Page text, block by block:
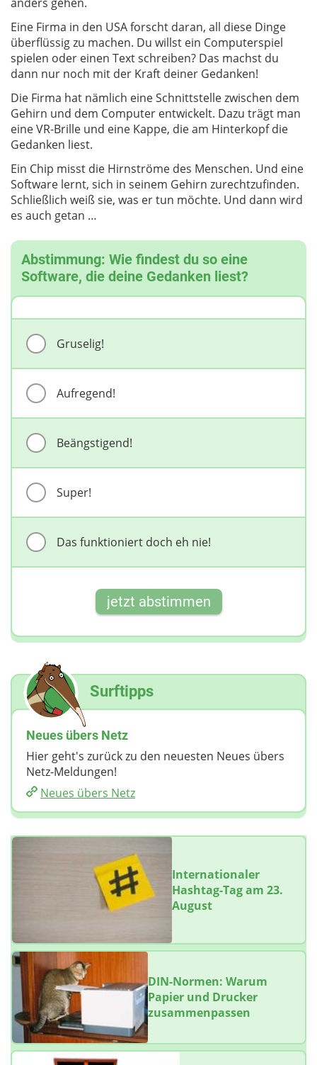
Eine Firma in den USA forscht daran, all diese Dinge
überflüssig zu machen. Du willst ein Computerspiel
spielen oder einen Text schreiben? Das machst du
dann nur noch mit der Kraft deiner Gedanken!
Die Firma hat nämlich eine Schnittstelle zwischen dem
Gehirn und dem Computer entwickelt. Dazu trägt man
eine VR-Brille und eine Kappe, die am Hinterkopf die
Gedanken liest.
Ein Chip misst die Hirnströme des Menschen. Und eine
Software lernt, sich in seinem Gehirn zurechtzufinden.
Schließlich weiß sie, was er tun möchte. Und dann wird
es auch getan …
Abstimmung: Wie findest du so eine
Software, die deine Gedanken liest?
Gruselig!
Aufregend!
Beängstigend!
Super!
Das funktioniert doch eh nie!
jetzt abstimmen
Surftipps
Neues übers Netz
Hier geht's zurück zu den neuesten Neues übers
Netz-Meldungen!
Neues übers Netz
Internationaler
Hashtag-Tag am 23.
August
DIN-Normen: Warum
Papier und Drucker
zusammenpassen